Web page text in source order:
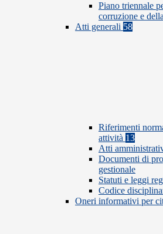
Piano triennale
corruzione e
Atti generali 58
Riferimenti
attività 13
Atti
Documenti di
gestionale
Statuti e leggi
Codice
Oneri informativi per